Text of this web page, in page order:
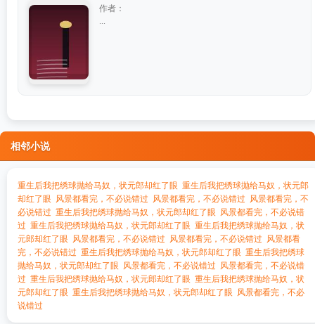
作者：
相邻小说
重生后我把绣球抛给马奴，状元郎却红了眼 重生后我把绣球抛给马奴，状元郎
却红了眼 风景都看完，不必说错过 风景都看完，不必说错过 风景都看完，不
必说错过 重生后我把绣球抛给马奴，状元郎却红了眼 风景都看完，不必说错
过 重生后我把绣球抛给马奴，状元郎却红了眼 重生后我把绣球抛给马奴，状
元郎却红了眼 风景都看完，不必说错过 风景都看完，不必说错过 风景都看
完，不必说错过 重生后我把绣球抛给马奴，状元郎却红了眼 重生后我把绣球
抛给马奴，状元郎却红了眼 风景都看完，不必说错过 风景都看完，不必说错
过 重生后我把绣球抛给马奴，状元郎却红了眼 重生后我把绣球抛给马奴，状
元郎却红了眼 重生后我把绣球抛给马奴，状元郎却红了眼 风景都看完，不必
说错过